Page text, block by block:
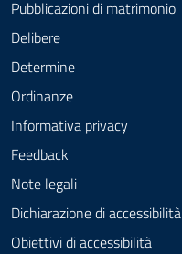
Pubblicazioni di matrimonio
Delibere
Determine
Ordinanze
Informativa privacy
Feedback
Note legali
Dichiarazione di accessibilità
Obiettivi di accessibilità